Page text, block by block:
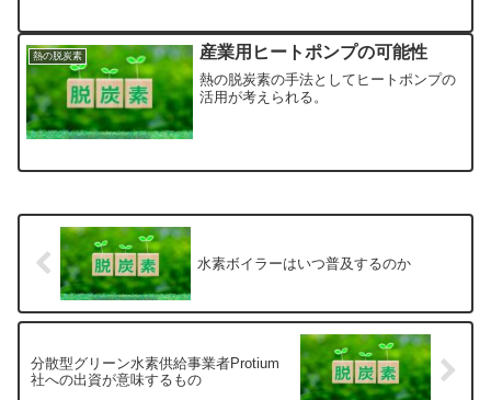
熱の脱炭素 産業用ヒートポンプの可能性
熱の脱炭素の手法としてヒートポンプの
活用が考えられる。
水素ボイラーはいつ普及するのか
分散型グリーン水素供給事業者Protium
社への出資が意味するもの